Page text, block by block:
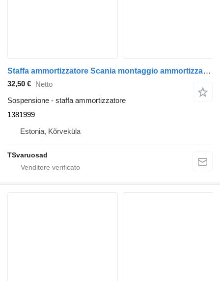
Staffa ammortizzatore Scania montaggio ammortizzatore ahock 1381999 per trattore stradale Scania P380
32,50 €
Netto
Sospensione - staffa ammortizzatore
1381999
Estonia, Kõrveküla
TSvaruosad